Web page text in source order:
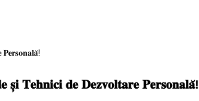
𝐏𝐞𝐫𝐬𝐨𝐧𝐚𝐥𝐚̆!
𝐓𝐞𝐡𝐧𝐢𝐜𝐢 𝐝𝐞 𝐃𝐞𝐳𝐯𝐨𝐥𝐭𝐚𝐫𝐞 𝐏𝐞𝐫𝐬𝐨𝐧𝐚𝐥𝐚̆!